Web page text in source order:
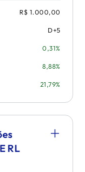
R$ 1.000,00
D+5
0,31%
8,88%
21,79%
RL